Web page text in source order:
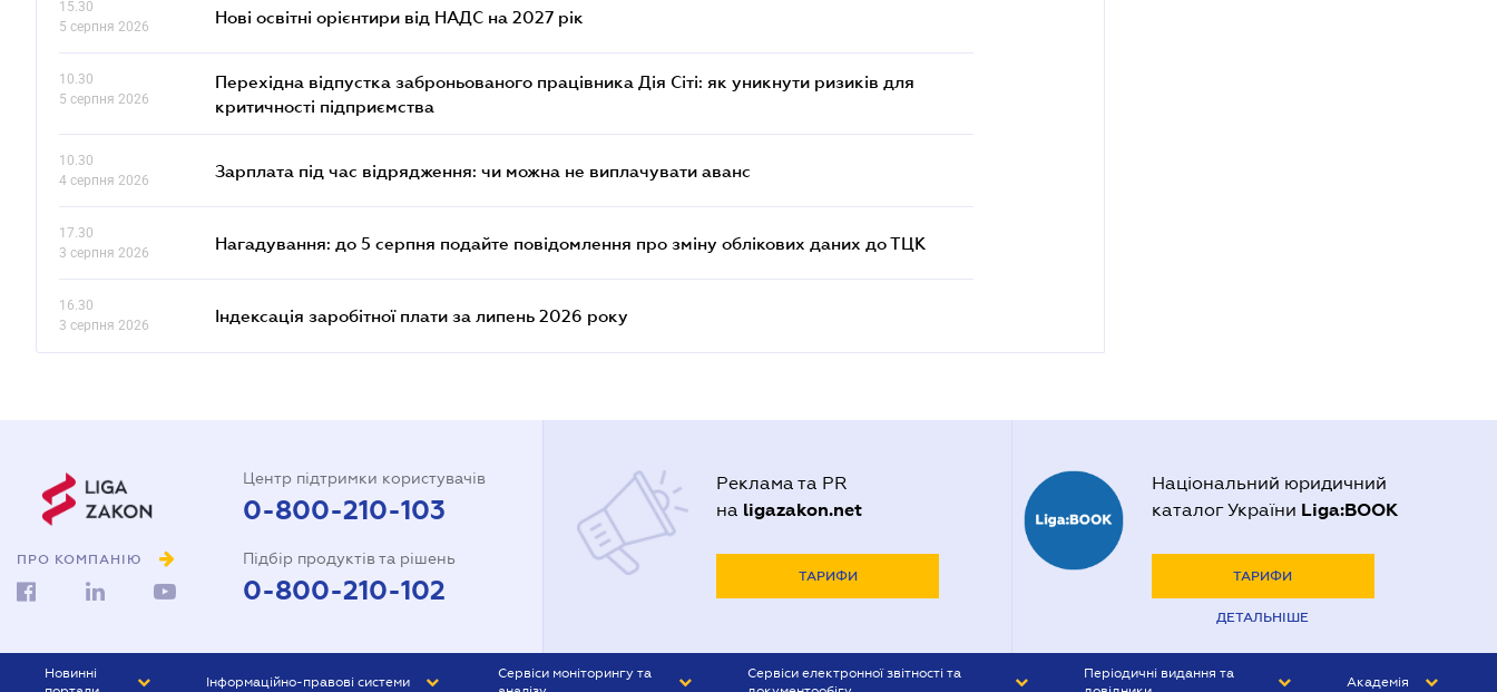
15.30
5 серпня 2026
Нові освітні орієнтири від НАДС на 2027 рік
10.30
5 серпня 2026
Перехідна відпустка заброньованого працівника Дія Сіті: як уникнути ризиків для
критичності підприємства
10.30
4 серпня 2026
Зарплата під час відрядження: чи можна не виплачувати аванс
17.30
3 серпня 2026
Нагадування: до 5 серпня подайте повідомлення про зміну облікових даних до ТЦК
16.30
3 серпня 2026
Індексація заробітної плати за липень 2026 року
ПРО КОМПАНІЮ
Центр підтримки користувачів
0-800-210-103
Підбір продуктів та рішень
0-800-210-102
Реклама та PR
на ligazakon.net
ТАРИФИ
Національний юридичний
каталог України Liga:BOOK
ТАРИФИ
ДЕТАЛЬНІШЕ
Новинні
Інформаційно-правові системи
Сервіси моніторингу та
Сервіси електронної звітності та
Періодичні видання та
Академія